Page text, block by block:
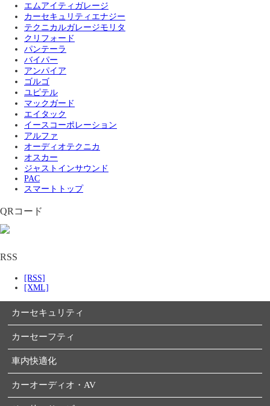
エムアイティガレージ
カーセキュリティエナジー
テクニカルガレージモリタ
クリフォード
パンテーラ
バイパー
アンパイア
ゴルゴ
ユピテル
マックガード
エイタック
イースコーポレーション
アルファ
オーディオテクニカ
オスカー
ジャストインサウンド
PAC
スマートトップ
QRコード
RSS
[RSS]
[XML]
カーセキュリティ
カーセーフティ
車内快適化
カーオーディオ・AV